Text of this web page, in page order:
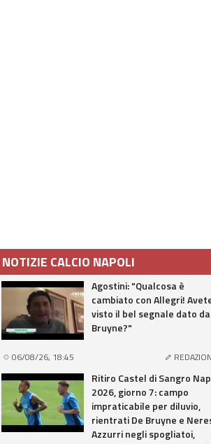
NOTIZIE CALCIO NAPOLI
Agostini: "Qualcosa è
cambiato con Allegri!
visto il bel segnale dato da
Bruyne?"
06/08/26, 18:45
Ritiro Castel di Sangro
2026, giorno 7: campo
impraticabile per diluvio,
rientrati De Bruyne e
Azzurri negli spogliatoi,